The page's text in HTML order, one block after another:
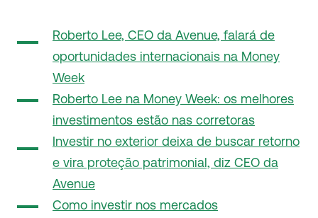
Roberto Lee, CEO da Avenue, falará de
oportunidades internacionais na Money
Week
Roberto Lee na Money Week: os melhores
investimentos estão nas corretoras
Investir no exterior deixa de buscar retorno
e vira proteção patrimonial, diz CEO da
Avenue
Como investir nos mercados